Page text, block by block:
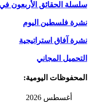
سلسلة الحقائق الأربعون
نشرة فلسطين اليوم
نشرة آفاق استراتيجية
التحميل المجاني
المحفوظات اليومية:
أغسطس 2026